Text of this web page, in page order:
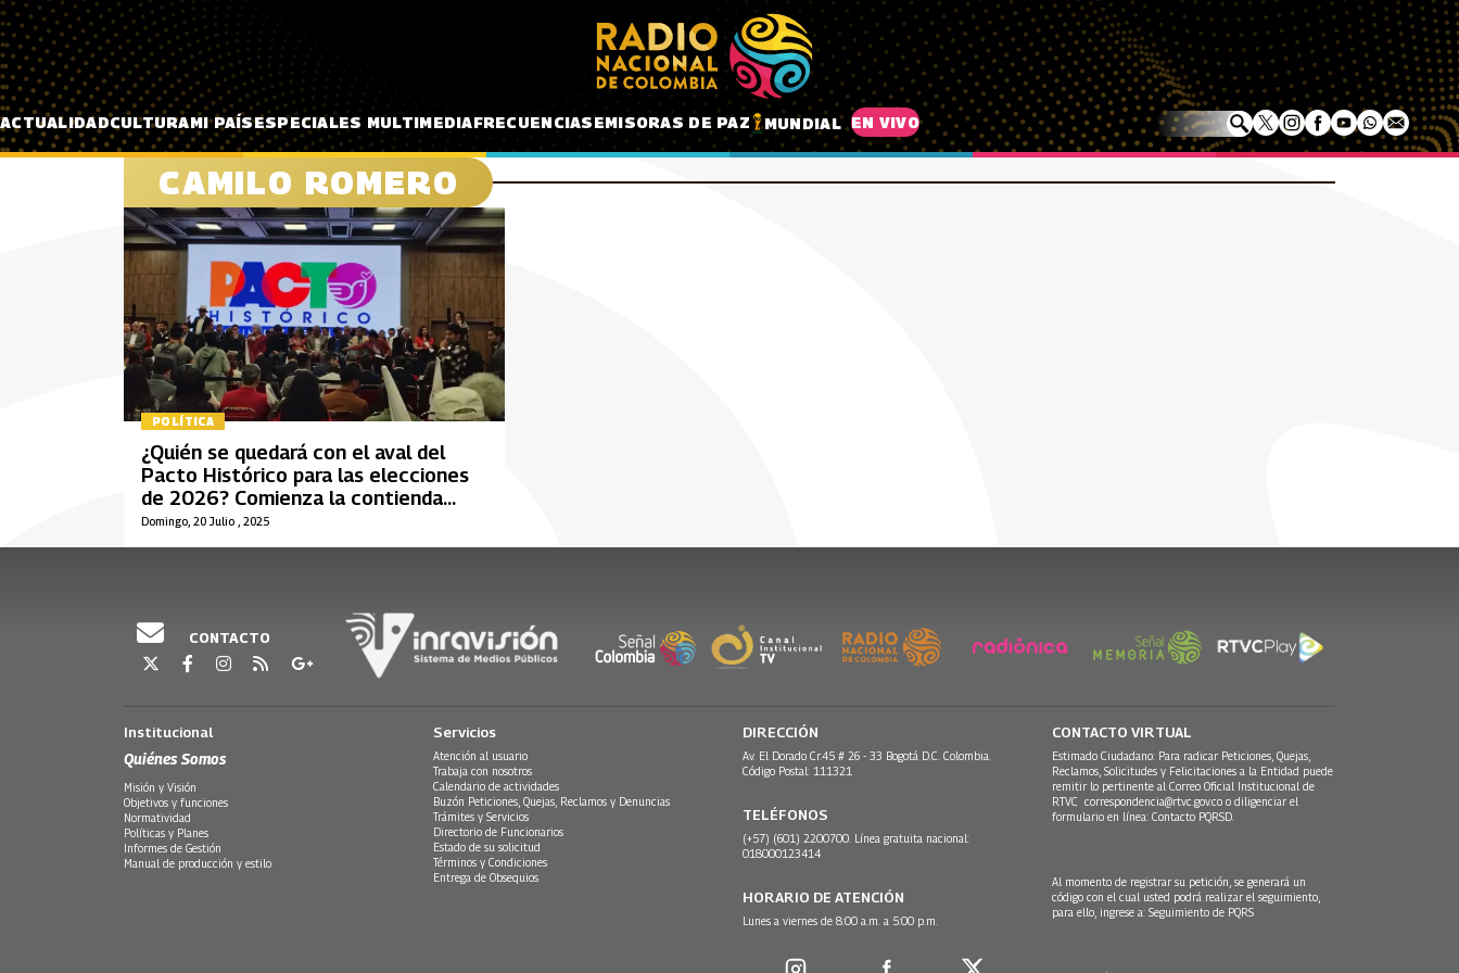
Pasar al contenido principal
ACTUALIDADCULTURAMI PAÍSESPECIALES MULTIMEDIAFRECUENCIASEMISORAS DE PAZ MUNDIAL EN VIVO
CAMILO ROMERO
POLÍTICA
Domingo, 20 Julio , 2025
¿Quién se quedará con el aval del
Pacto Histórico para las elecciones
de 2026? Comienza la contienda
interna
CONTACTO
Institucional
Quiénes Somos
Misión y Visión
Objetivos y funciones
Normatividad
Políticas y Planes
Informes de Gestión
Manual de producción y estilo
Servicios
Atención al usuario
Trabaja con nosotros
Calendario de actividades
Buzón Peticiones, Quejas, Reclamos y Denuncias
Trámites y Servicios
Directorio de Funcionarios
Estado de su solicitud
Términos y Condiciones
Entrega de Obsequios
DIRECCIÓN
Av. El Dorado Cr.45 # 26 - 33 Bogotá D.C. Colombia.
Código Postal: 111321
TELÉFONOS
(+57) (601) 2200700. Línea gratuita nacional:
018000123414
HORARIO DE ATENCIÓN
Lunes a viernes de 8:00 a.m. a 5:00 p.m.
CONTACTO VIRTUAL
Estimado Ciudadano: Para radicar Peticiones, Quejas,
Reclamos, Solicitudes y Felicitaciones a la Entidad puede
remitir lo pertinente al Correo Oficial Institucional de
RTVC correspondencia@rtvc.gov.co o diligenciar el
formulario en línea: Contacto PQRSD.
Al momento de registrar su petición, se generará un
código con el cual usted podrá realizar el seguimiento,
para ello, ingrese a: Seguimiento de PQRS